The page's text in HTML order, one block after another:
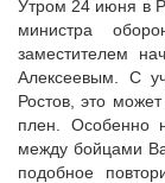
Утром 24 июня в
министра
заместителем
Алексеевым. С
Ростов, это
плен. Особенно
между бойцами
подобное